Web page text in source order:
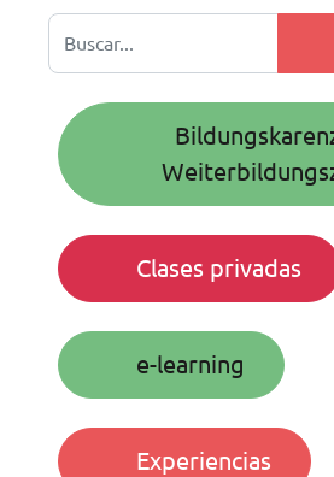
Clases privadas
e-learning
Experiencias